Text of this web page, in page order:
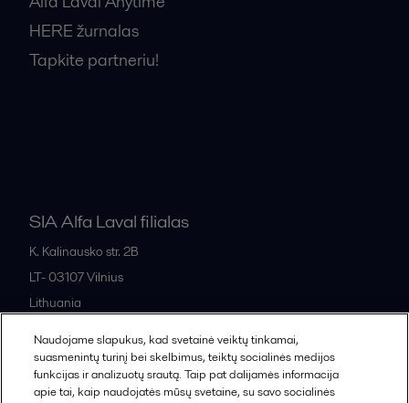
HERE žurnalas
Tapkite partneriu!
SIA Alfa Laval filialas
K. Kalinausko str. 2B
LT- 03107Vilnius
Lithuania
All offices and partners
Naudojame slapukus, kad svetainė veiktų tinkamai,
suasmenintų turinį bei skelbimus, teiktų socialinės medijos
funkcijas ir analizuotų srautą. Taip pat dalijamės informacija
apie tai, kaip naudojatės mūsų svetaine, su savo socialinės